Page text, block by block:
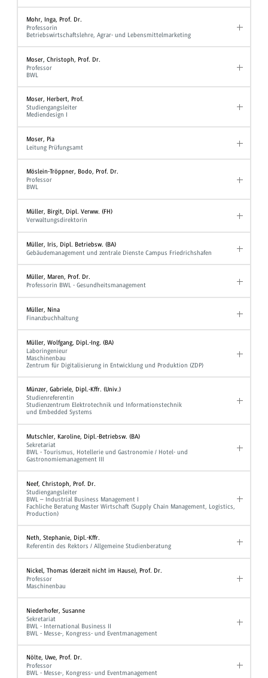
Mohr, Inga, Prof. Dr.
Professorin
Betriebswirtschaftslehre, Agrar- und Lebensmittelmarketing
Moser, Christoph, Prof. Dr.
Professor
BWL
Moser, Herbert, Prof.
Studiengangsleiter
Mediendesign I
Moser, Pia
Leitung Prüfungsamt
Möslein-Tröppner, Bodo, Prof. Dr.
Professor
BWL
Müller, Birgit, Dipl. Verww. (FH)
Verwaltungsdirektorin
Müller, Iris, Dipl. Betriebsw. (BA)
Gebäudemanagement und zentrale Dienste Campus Friedrichshafen
Müller, Maren, Prof. Dr.
Professorin BWL - Gesundheitsmanagement
Müller, Nina
Finanzbuchhaltung
Müller, Wolfgang, Dipl.-Ing. (BA)
Laboringenieur
Maschinenbau
Zentrum für Digitalisierung in Entwicklung und Produktion (ZDP)
Münzer, Gabriele, Dipl.-Kffr. (Univ.)
Studienreferentin
Studienzentrum Elektrotechnik und Informationstechnik
und Embedded Systems
Mutschler, Karoline, Dipl.-Betriebsw. (BA)
Sekretariat
BWL - Tourismus, Hotellerie und Gastronomie / Hotel- und
Gastronomiemanagement III
Neef, Christoph, Prof. Dr.
Studiengangsleiter
BWL – Industrial Business Management I
Fachliche Beratung Master Wirtschaft (Supply Chain Management, Logistics,
Production)
Neth, Stephanie, Dipl.-Kffr.
Referentin des Rektors / Allgemeine Studienberatung
Nickel, Thomas (derzeit nicht im Hause), Prof. Dr.
Professor
Maschinenbau
Niederhofer, Susanne
Sekretariat
BWL - International Business II
BWL - Messe-, Kongress- und Eventmanagement
Nölte, Uwe, Prof. Dr.
Professor
BWL - Messe-, Kongress- und Eventmanagement